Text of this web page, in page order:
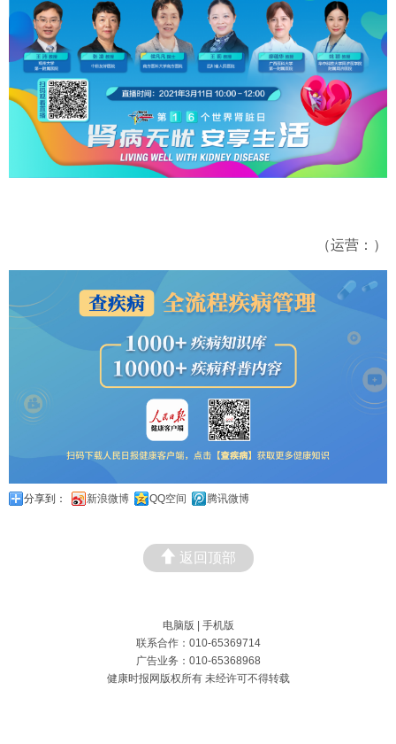
（运营：）
分享到： 新浪微博 QQ空间 腾讯微博
返回顶部
电脑版
手机版
联系合作：010-65369714
广告业务：010-65368968
健康时报网版权所有 未经许可不得转载